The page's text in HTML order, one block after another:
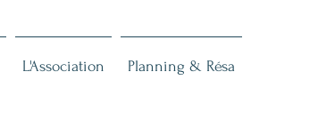
L'Association Planning & Résa